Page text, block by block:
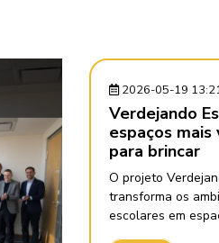
2026-05-19
Verdejando
espaços mais
para brincar
O projeto
transforma os
escolares em